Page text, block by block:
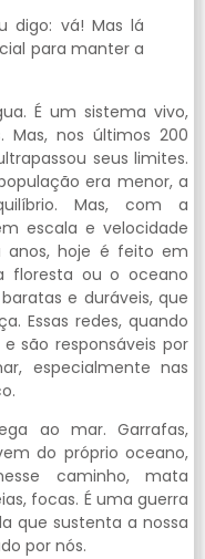
digo: vá! Mas lá
para manter a
É um sistema vivo,
Mas, nos últimos 200
seus limites.
era menor, a
Mas, com a
escala e velocidade
anos, hoje é feito em
floresta ou o oceano
e duráveis, que
Essas redes, quando
são responsáveis por
especialmente nas
ao mar. Garrafas,
do próprio oceano,
caminho, mata
focas. É uma guerra
que sustenta a nossa
por nós.